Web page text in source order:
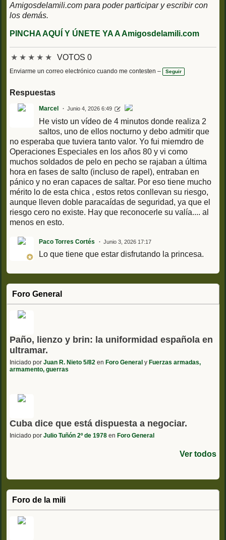
Amigosdelamili.com para poder participar y escribir con
los demás.
PINCHA AQUÍ Y ÚNETE YA A Amigosdelamili.com
★ ★ ★ ★ ★ VOTOS 0
Enviarme un correo electrónico cuando me contesten – Seguir
Respuestas
Marcel Junio 4, 2026 6:49
He visto un vídeo de 4 minutos donde realiza 2
saltos, uno de ellos nocturno y debo admitir que
no esperaba que tuviera tanto valor. Yo fui miemdro de
Operaciones Especiales en los años 80 y vi como
muchos soldados de pelo en pecho se rajaban a última
hora en fases de salto (incluso de rapel), entraban en
pánico y no eran capaces de saltar. Por eso tiene mucho
mérito lo de esta chica , estos retos conllevan su riesgo,
aunque lleven doble paracaídas de seguridad, ya que el
riesgo cero no existe. Hay que reconocerle su valía.... al
menos en esto.
Paco Torres Cortés Junio 3, 2026 17:17
Lo que tiene que estar disfrutando la princesa.
Foro General
Paño, lienzo y brin: la uniformidad española en
ultramar.
Iniciado por Juan R. Nieto 5/82 en Foro General y Fuerzas armadas,
armamento, guerras
Cuba dice que está dispuesta a negociar.
Iniciado por Julio Tuñón 2º de 1978 en Foro General
Ver todos
Foro de la mili